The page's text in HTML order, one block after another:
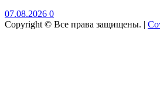
07.08.2026 0
Copyright © Все права защищены. |